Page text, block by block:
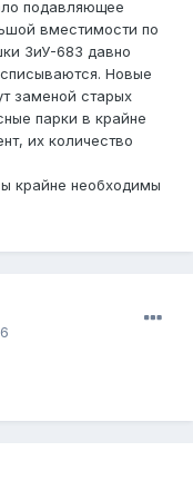
подавляющее
вместимости по
ЗиУ-683 давно
Новые
заменой старых
парки в крайне
их количество
крайне необходимы